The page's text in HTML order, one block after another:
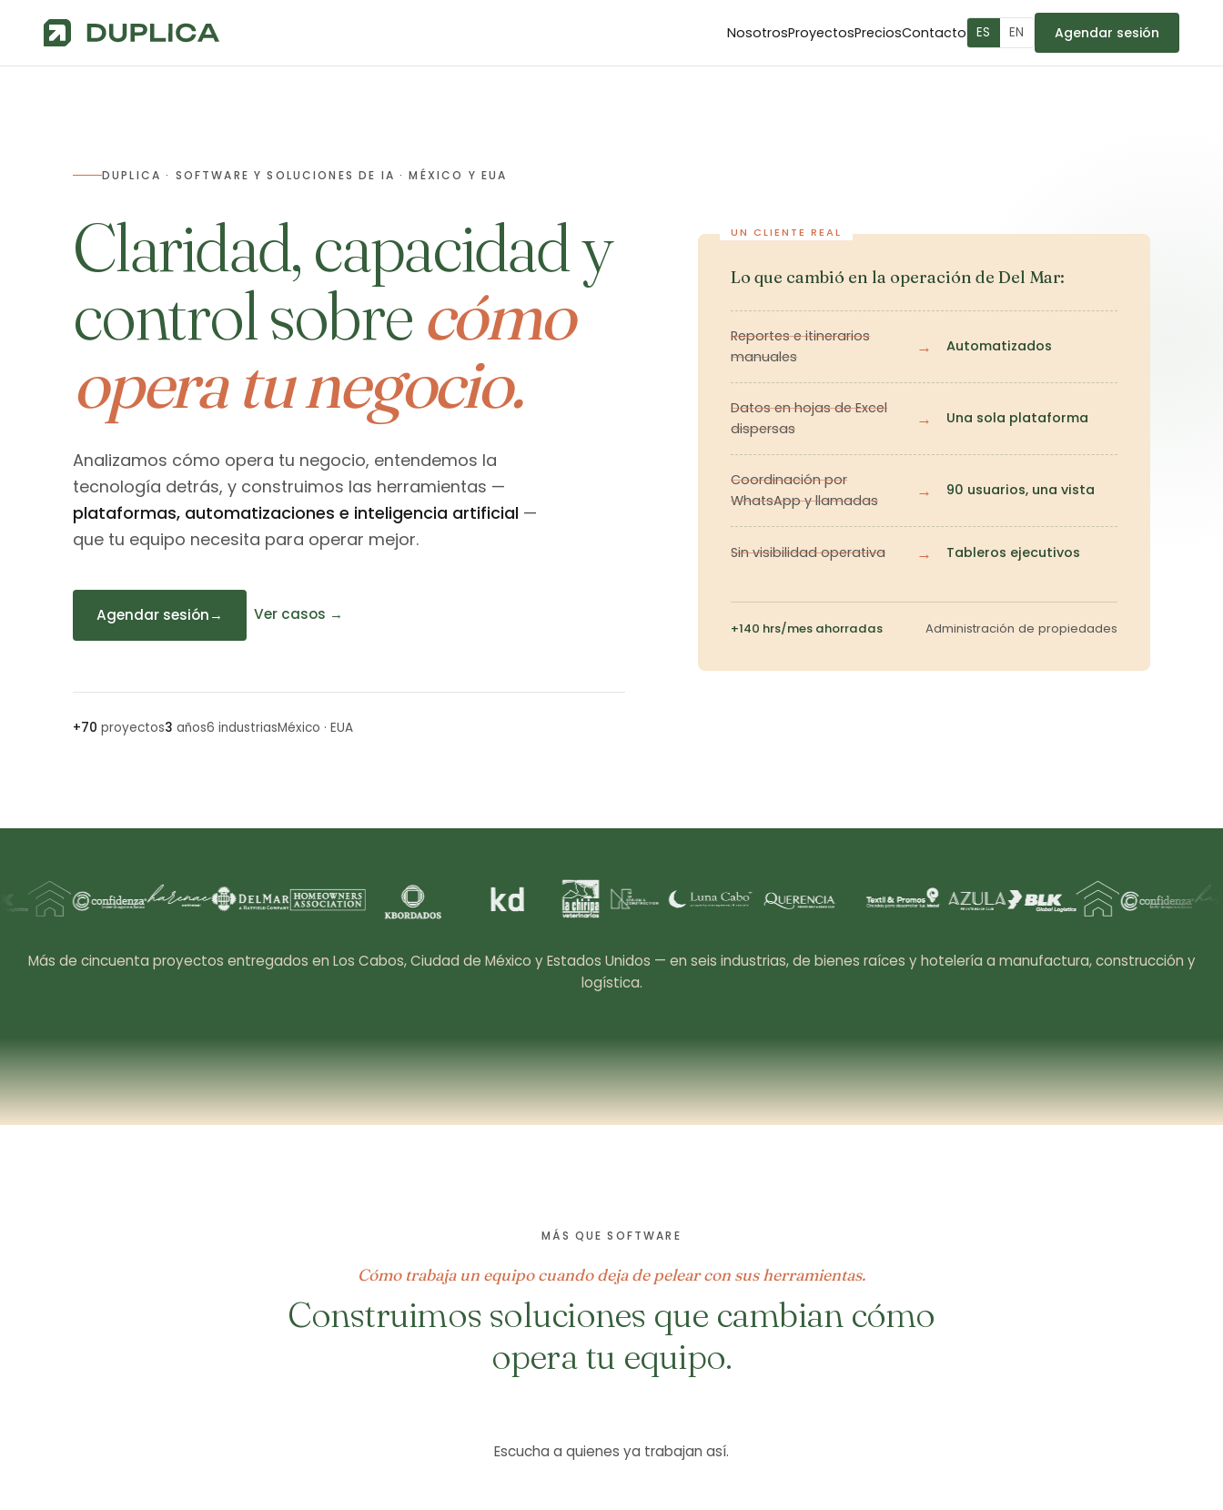
NosotrosProyectosPreciosContacto ES EN Agendar sesión
DUPLICA · SOFTWARE Y SOLUCIONES DE IA · MÉXICO Y EUA
Claridad, capacidad y
control sobrecómo
opera tu negocio.
Analizamos cómo opera tu negocio, entendemos la
tecnología detrás, y construimos las herramientas —
plataformas, automatizaciones e inteligencia artificial —
que tu equipo necesita para operar mejor.
Agendar sesión→ Ver casos →
+70 proyectos3 años6 industriasMéxico · EUA
Lo que cambió en la operación de Del Mar:
Reportes e itinerarios
manuales
→ Automatizados
Datos en hojas de Excel
dispersas
→ Una sola plataforma
Coordinación por
WhatsApp y llamadas
→ 90 usuarios, una vista
Sin visibilidad operativa → Tableros ejecutivos
+140 hrs/mes ahorradas Administración de propiedades
Más de cincuenta proyectos entregados en Los Cabos, Ciudad de México y Estados Unidos — en seis industrias, de bienes raíces y hotelería a manufactura, construcción y
logística.
MÁS QUE SOFTWARE
Cómo trabaja un equipo cuando deja de pelear con sus herramientas.
Construimos soluciones que cambian cómo
opera tu equipo.
Escucha a quienes ya trabajan así.